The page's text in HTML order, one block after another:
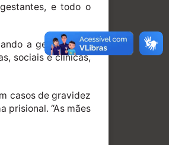
e todo o
a gestação se
sociais e clínicas,
casos de gravidez
prisional. “As mães